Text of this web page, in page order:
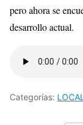
pero ahora se
desarrollo actual.
Categorías: